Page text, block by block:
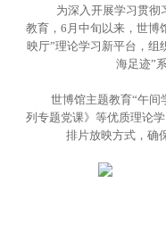
为深入开展学习贯彻
教育，6月中旬以来，世博
映厅”理论学习新平台，组
海足迹”
世博馆主题教育“午间
列专题党课》等优质理论
排片放映方式，确